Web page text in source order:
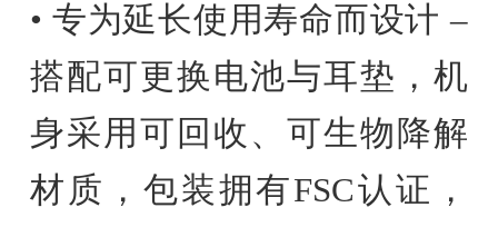
• 专为延长使用寿命而设计 –
搭配可更换电池与耳垫，机
身采用可回收、可生物降解
材质，包装拥有FSC认证，